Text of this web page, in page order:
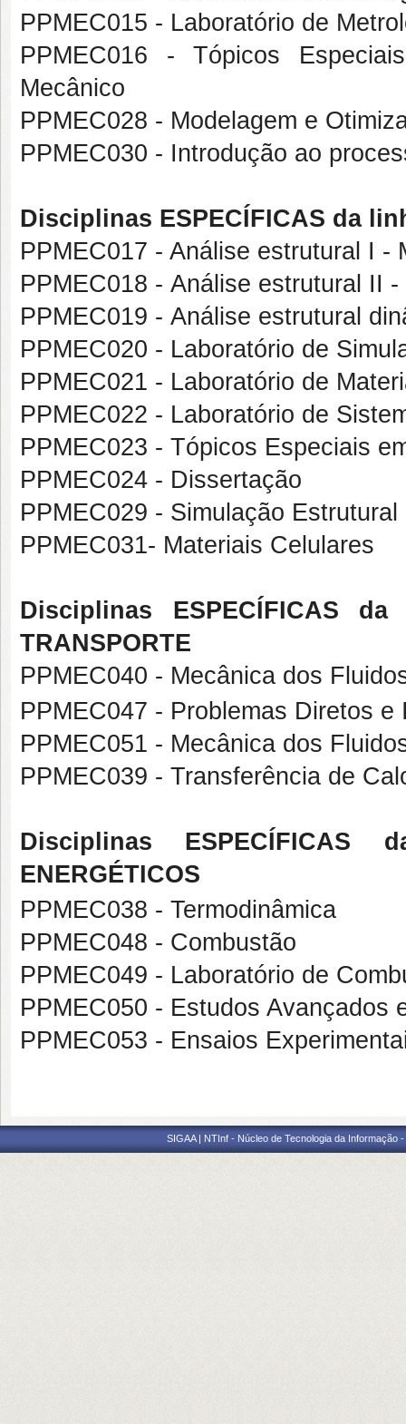
PPMEC015 - Laboratório de
PPMEC016 - Tópicos
Mecânico
PPMEC028 - Modelagem e
PPMEC030 - Introdução ao
Disciplinas ESPECÍFICAS da
PPMEC017 - Análise estrutural I -
PPMEC018 - Análise estrutural II
PPMEC019 - Análise estrutural
PPMEC020 - Laboratório de
PPMEC021 - Laboratório de
PPMEC022 - Laboratório de
PPMEC023 - Tópicos Especiais
PPMEC024 - Dissertação
PPMEC029 - Simulação
PPMEC031- Materiais Celulares
Disciplinas ESPECÍFICAS
TRANSPORTE
PPMEC040 - Mecânica dos
PPMEC047 - Problemas Diretos
PPMEC051 - Mecânica dos
PPMEC039 - Transferência de
Disciplinas
ENERGÉTICOS
PPMEC038 - Termodinâmica
PPMEC048 - Combustão
PPMEC049 - Laboratório de
PPMEC050 - Estudos Avançados
PPMEC053 - Ensaios
SIGAA | NTInf - Núcleo de Tecnologia da